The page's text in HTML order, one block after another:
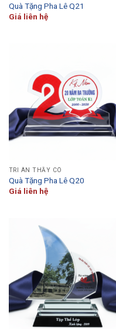
Quà Tặng Pha Lê Q21
Giá liên hệ
TRI ÂN THẦY CÔ
Quà Tặng Pha Lê Q20
Giá liên hệ